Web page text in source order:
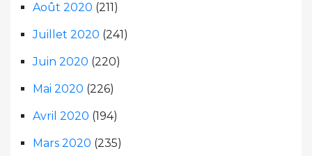
Août 2020 (211)
Juillet 2020 (241)
Juin 2020 (220)
Mai 2020 (226)
Avril 2020 (194)
Mars 2020 (235)